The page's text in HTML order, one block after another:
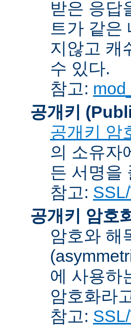
받은 응답
트가 같은
지않고 캐
수 있다.
참고:
공개키
공개키 암
의 소유자
든 서명을
참고:
공개키 암호
암호와 해
에 사용하
암호화라
참고: